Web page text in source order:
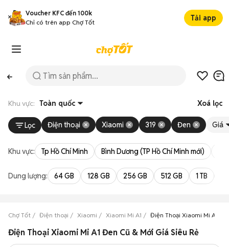
Voucher KFC đến 100k
Chỉ có trên app Chợ Tốt
Tải app
Khu vực: Toàn quốc Xoá lọc
Lọc Điện thoại Xiaomi 319 Đen Giá
Khu vực: Tp Hồ Chí Minh Bình Dương (TP Hồ Chí Minh mới)
Dung lượng: 64 GB 128 GB 256 GB 512 GB 1 TB
Chợ Tốt Điện thoại Xiaomi Xiaomi Mi A1 Điện Thoại Xiaomi Mi A1
Điện Thoại Xiaomi Mi A1 Đen Cũ & Mới Giá Siêu Rẻ